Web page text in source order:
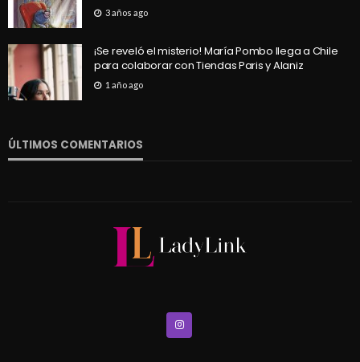
3 años ago
¡Se reveló el misterio! María Pombo llega a Chile
para colaborar con Tiendas Paris y Alaniz
1 año ago
ÚLTIMOS COMENTARIOS